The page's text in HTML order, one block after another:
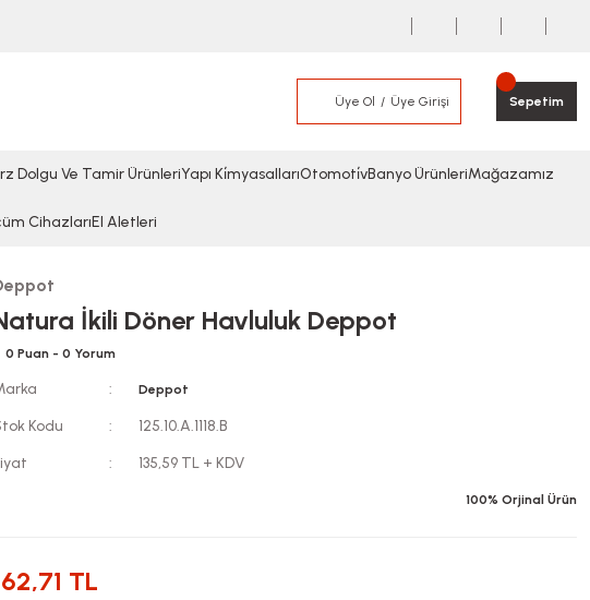
Üye Ol Üye Girişi Sepetim
Dolgu Ve Tamir ÜrünleriYapı Ki̇myasallarıOtomoti̇vBanyo ÜrünleriMağazamız
CihazlarıEl Aletleri
İkili Döner Havluluk Deppot
0 Puan - 0 Yorum
Deppot
Kodu
125.10.A.1118.B
135,59 TL + KDV
100% Orjinal Ürün
TL